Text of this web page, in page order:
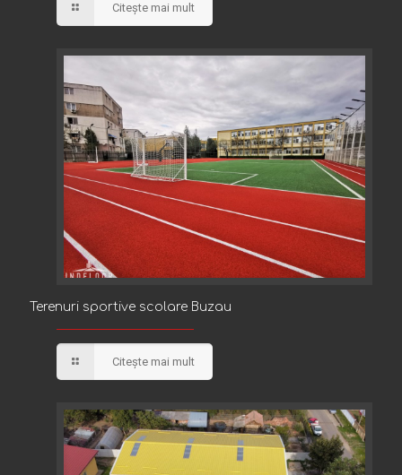
Citește mai mult
Terenuri sportive scolare Buzau
Terenuri sportive scolare Buzau
Citește mai mult